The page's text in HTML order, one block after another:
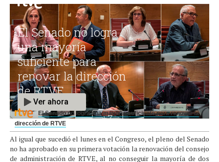
El Senado no logra una mayoría suficiente para renovar la
dirección de RTVE
Al igual que sucedió el lunes en el Congreso, el pleno del Senado
no ha aprobado en su primera votación la renovación del consejo
de administración de RTVE, al no conseguir la mayoría de dos